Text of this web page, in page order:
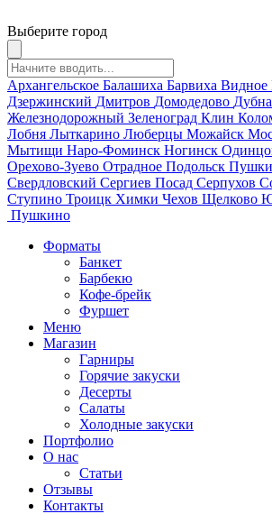
Выберите город
Архангельское Балашиха Барвиха Видное
Дзержинский Дмитров Домодедово Дубна
Железнодорожный Зеленоград Клин
Лобня Лыткарино Люберцы Можайск
Мытищи Наро-Фоминск Ногинск
Орехово-Зуево Отрадное Подольск
Свердловский Сергиев Посад Серпухов
Ступино Троицк Химки Чехов Щелково
Пушкино
Форматы
Банкет
Барбекю
Кофе-брейк
Фуршет
Меню
Магазин
Гарниры
Горячие закуски
Десерты
Салаты
Холодные закуски
Портфолио
О нас
Статьи
Отзывы
Контакты